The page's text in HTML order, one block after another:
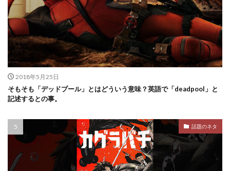
2018年5月25日
そもそも「デッドプール」とはどういう意味？英語で「deadpool」と
記述するとの事。
話題のネタ